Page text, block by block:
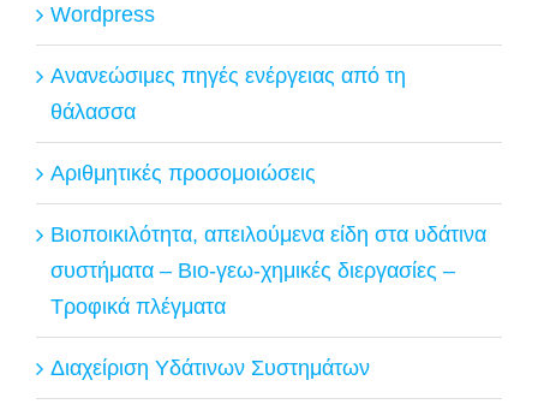
Wordpress
Ανανεώσιμες πηγές ενέργειας από τη
θάλασσα
Αριθμητικές προσομοιώσεις
Βιοποικιλότητα, απειλούμενα είδη στα υδάτινα
συστήματα – Βιο-γεω-χημικές διεργασίες –
Τροφικά πλέγματα
Διαχείριση Υδάτινων Συστημάτων